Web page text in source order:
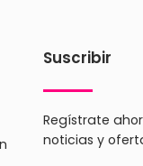
Suscribir
Regístrate
noticias y